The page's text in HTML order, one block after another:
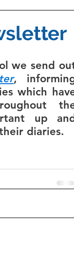
,
which
up and
diaries.